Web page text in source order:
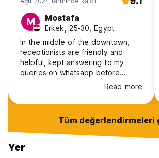
M Mostafa
Erkek, 25-30, Egypt
In the middle of the downtown,
receptionists are friendly and
helpful, kept answering to my
queries on whatsapp before
arrival to make sure everything is
smooth and seamless. Room was
clean and tidy. Walking distance
Would recommend.
Read more
Tüm değerlendirmeleri
Yer